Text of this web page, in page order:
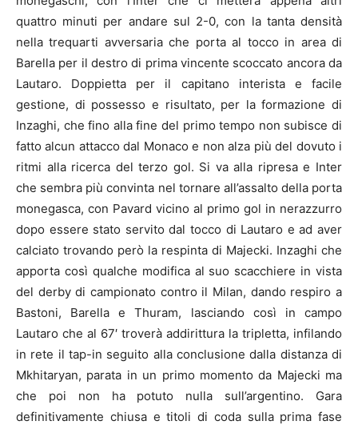
quattro minuti per andare sul 2-0, con la tanta densità
nella trequarti avversaria che porta al tocco in area di
Barella per il destro di prima vincente scoccato ancora da
Lautaro. Doppietta per il capitano interista e facile
gestione, di possesso e risultato, per la formazione di
Inzaghi, che fino alla fine del primo tempo non subisce di
fatto alcun attacco dal Monaco e non alza più del dovuto i
ritmi alla ricerca del terzo gol. Si va alla ripresa e Inter
che sembra più convinta nel tornare all’assalto della porta
monegasca, con Pavard vicino al primo gol in nerazzurro
dopo essere stato servito dal tocco di Lautaro e ad aver
calciato trovando però la respinta di Majecki. Inzaghi che
apporta così qualche modifica al suo scacchiere in vista
del derby di campionato contro il Milan, dando respiro a
Bastoni, Barella e Thuram, lasciando così in campo
Lautaro che al 67′ troverà addirittura la tripletta, infilando
in rete il tap-in seguito alla conclusione dalla distanza di
Mkhitaryan, parata in un primo momento da Majecki ma
che poi non ha potuto nulla sull’argentino. Gara
definitivamente chiusa e titoli di coda sulla prima fase